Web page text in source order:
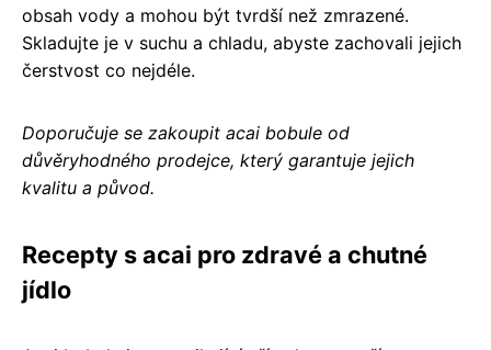
obsah vody a mohou být tvrdší než zmrazené.
Skladujte je v suchu a chladu, abyste zachovali jejich
čerstvost co nejdéle.
Doporučuje se zakoupit acai bobule od
důvěryhodného prodejce, který garantuje jejich
kvalitu a původ.
Recepty s acai pro zdravé a chutné
jídlo